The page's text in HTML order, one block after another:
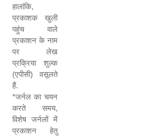
हालांकि,
प्रकाशक खुली
पहुंच वाले
प्रकाशन के नाम
पर लेख
प्रक्रिया शुल्क
(एपीसी) वसूलते
हैं.
*जर्नल का चयन
करते समय,
विशेष जर्नलों में
प्रकाशन हेतु